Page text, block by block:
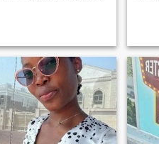
get along very well.
uns
sich
mir
ich
dick
Höhen Abgesehen von all